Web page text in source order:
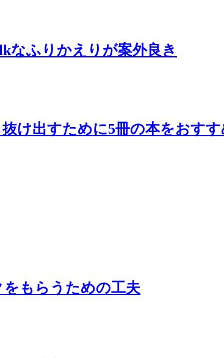
なふりかえりが案外良き
け出すために5冊の本をおす
もらうための工夫